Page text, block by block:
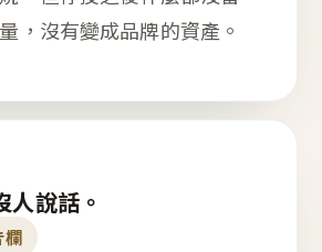
，沒有變成品牌的資產。
人說話。
欄